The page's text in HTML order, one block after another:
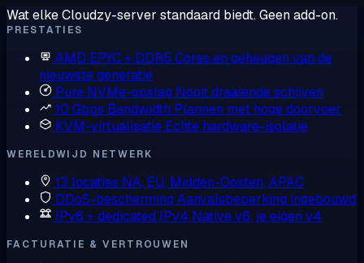
Wat elke Cloudzy-server standaard biedt. Geen add-on.
PRESTATIES
AMD EPYC + DDR5 Cores en geheugen van de
nieuwste generatie
Pure NVMe-opslag Nooit draaiende schijven
10 Gbps Bandwidth Plannen met hoge doorvoer
KVM-virtualisatie Echte hardware-isolatie
WERELDWIJD NETWERK
13 locaties NA, EU, Midden-Oosten, APAC
DDoS-bescherming Aanvalsbeperking ingebouwd
IPv6 + dedicated IPv4 Native v6, je eigen v4
FACTURATIE & VERTROUWEN